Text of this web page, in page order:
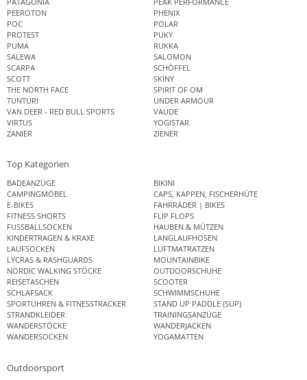
PEEROTON
PHENIX
POC
POLAR
PROTEST
PUKY
PUMA
RUKKA
SALEWA
SALOMON
SCARPA
SCHÖFFEL
SCOTT
SKINY
THE NORTH FACE
SPIRIT OF OM
TUNTURI
UNDER ARMOUR
VAN DEER - RED BULL SPORTS
VAUDE
VIRTUS
YOGISTAR
ZANIER
ZIENER
Top Kategorien
BADEANZÜGE
BIKINI
CAMPINGMÖBEL
CAPS, KAPPEN, FISCHERHÜTE
E-BIKES
FAHRRÄDER | BIKES
FITNESS SHORTS
FLIP FLOPS
FUSSBALLSOCKEN
HAUBEN & MÜTZEN
KINDERTRAGEN & KRAXE
LANGLAUFHOSEN
LAUFSOCKEN
LUFTMATRATZEN
LYCRAS & RASHGUARDS
MOUNTAINBIKE
NORDIC WALKING STÖCKE
OUTDOORSCHUHE
REISETASCHEN
SCOOTER
SCHLAFSACK
SCHWIMMSCHUHE
SPORTUHREN & FITNESSTRACKER
STAND UP PADDLE (SUP)
STRANDKLEIDER
TRAININGSANZÜGE
WANDERSTÖCKE
WANDERJACKEN
WANDERSOCKEN
YOGAMATTEN
Outdoorsport